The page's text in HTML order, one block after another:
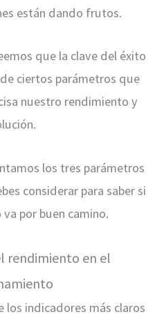
están dando frutos.
que la clave del éxito
ciertos parámetros que
nuestro rendimiento y
los tres parámetros
considerar para saber si
por buen camino.
rendimiento en el
los indicadores más claros